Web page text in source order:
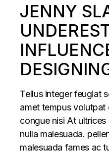
JENNY
Tellus integer feugiat
amet tempus volutpat
congue nisi At
nulla malesuada.
malesuada fames ac